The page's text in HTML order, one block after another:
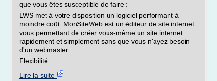
que vous êtes susceptible de faire :
LWS met à votre disposition un logiciel performant à
moindre coût. MonSiteWeb est un éditeur de site internet
vous permettant de créer vous-même un site internet
rapidement et simplement sans que vous n'ayez besoin
d'un webmaster :
Flexibilité...
Lire la suite